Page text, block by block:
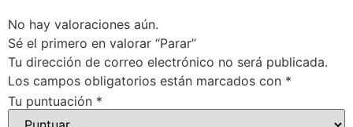
No hay valoraciones aún.
Sé el primero en valorar “Parar”
Tu dirección de correo electrónico no será publicada.
Los campos obligatorios están marcados con *
Tu puntuación *